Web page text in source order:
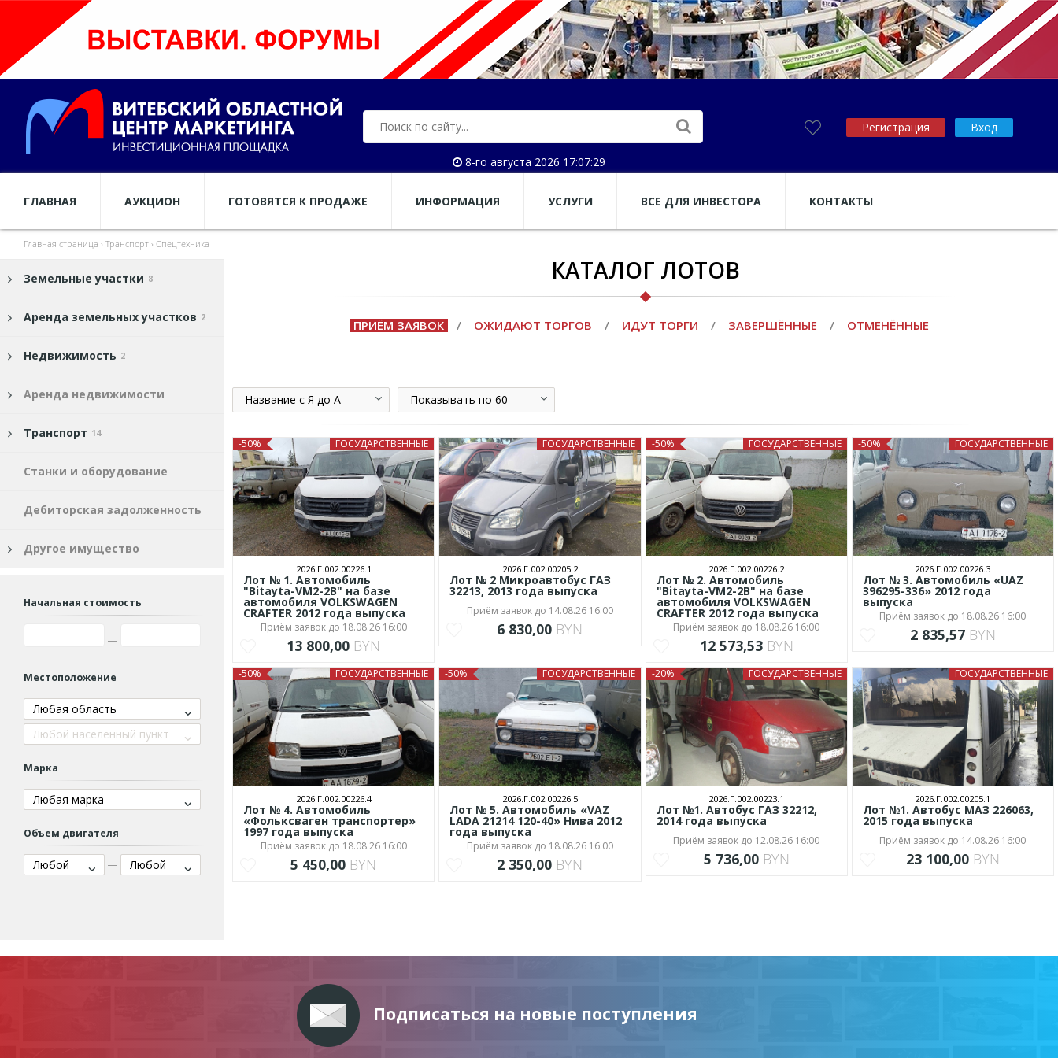
Регистрация Вход
8-го августа 2026 17:07:29
ГЛАВНАЯ АУКЦИОН ГОТОВЯТСЯ К ПРОДАЖЕ ИНФОРМАЦИЯ УСЛУГИ ВСЕ ДЛЯ ИНВЕСТОРА КОНТАКТЫ
Главная страница › Транспорт › Спецтехника
Земельные участки 8
Аренда земельных участков 2
Недвижимость 2
Аренда недвижимости
Транспорт 14
Станки и оборудование
Дебиторская задолженность
Другое имущество
Начальная стоимость
Местоположение
Любая область
Любой населённый пункт
Марка
Любая марка
Объем двигателя
Любой Любой
КАТАЛОГ ЛОТОВ
ПРИЁМ ЗАЯВОК / ОЖИДАЮТ ТОРГОВ / ИДУТ ТОРГИ / ЗАВЕРШЁННЫЕ / ОТМЕНЁННЫЕ
Название с Я до А Показывать по 60
ГОСУДАРСТВЕННЫЕ
-50%
2026.Г.002.00226.1
Лот № 1. Автомобиль
"Bitayta-VM2-2B" на базе
автомобиля VOLKSWAGEN
CRAFTER 2012 года выпуска
Приём заявок до 18.08.26 16:00
13 800,00 BYN
ГОСУДАРСТВЕННЫЕ
2026.Г.002.00205.2
Лот № 2 Микроавтобус ГАЗ
32213, 2013 года выпуска
Приём заявок до 14.08.26 16:00
6 830,00 BYN
ГОСУДАРСТВЕННЫЕ
-50%
2026.Г.002.00226.2
Лот № 2. Автомобиль
"Bitayta-VM2-2B" на базе
автомобиля VOLKSWAGEN
CRAFTER 2012 года выпуска
Приём заявок до 18.08.26 16:00
12 573,53 BYN
ГОСУДАРСТВЕННЫЕ
-50%
2026.Г.002.00226.3
Лот № 3. Автомобиль «UAZ
396295-336» 2012 года
выпуска
Приём заявок до 18.08.26 16:00
2 835,57 BYN
ГОСУДАРСТВЕННЫЕ
-50%
2026.Г.002.00226.4
Лот № 4. Автомобиль
«Фольксваген транспортер»
1997 года выпуска
Приём заявок до 18.08.26 16:00
5 450,00 BYN
ГОСУДАРСТВЕННЫЕ
-50%
2026.Г.002.00226.5
Лот № 5. Автомобиль «VAZ
LADA 21214 120-40» Нива 2012
года выпуска
Приём заявок до 18.08.26 16:00
2 350,00 BYN
ГОСУДАРСТВЕННЫЕ
-20%
2026.Г.002.00223.1
Лот №1. Автобус ГАЗ 32212,
2014 года выпуска
Приём заявок до 12.08.26 16:00
5 736,00 BYN
ГОСУДАРСТВЕННЫЕ
2026.Г.002.00205.1
Лот №1. Автобус МАЗ 226063,
2015 года выпуска
Приём заявок до 14.08.26 16:00
23 100,00 BYN
Подписаться на новые поступления